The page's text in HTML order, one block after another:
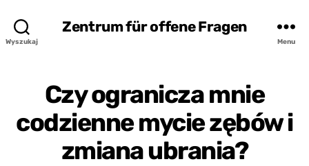
Wyszukaj
Zentrum für offene Fragen
Menu
Czy ogranicza mnie
codzienne mycie zębów i
zmiana ubrania?